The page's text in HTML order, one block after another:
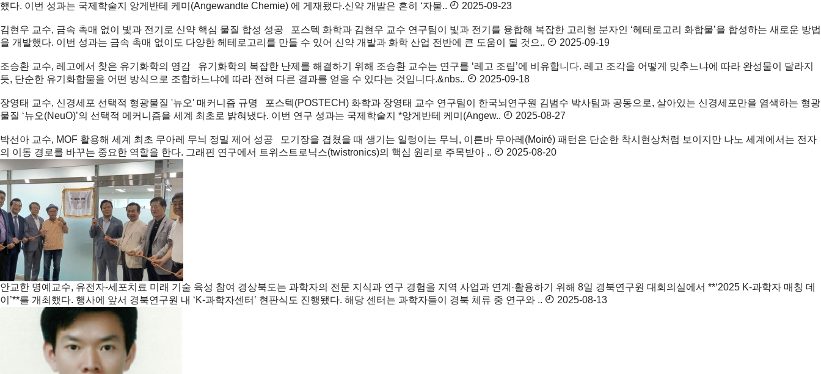
했다. 이번 성과는 국제학술지 앙게반테 케미(Angewandte Chemie) 에 게재됐다.신약 개발은 흔히 ‘자물..
2025-09-23
김현우 교수, 금속 촉매 없이 빛과 전기로 신약 핵심 물질 합성 성공
포스텍 화학과 김현우 교수 연구팀이 빛과 전기를 융합해 복잡한 고리형 분자인 ‘헤테로고리 화합물’을 합성하는 새로운 방법
을 개발했다. 이번 성과는 금속 촉매 없이도 다양한 헤테로고리를 만들 수 있어 신약 개발과 화학 산업 전반에 큰 도움이 될 것으..
2025-09-19
조승환 교수, 레고에서 찾은 유기화학의 영감
유기화학의 복잡한 난제를 해결하기 위해 조승환 교수는 연구를 ‘레고 조립’에 비유합니다. 레고 조각을 어떻게 맞추느냐에 따라 완성물이 달라지
듯, 단순한 유기화합물을 어떤 방식으로 조합하느냐에 따라 전혀 다른 결과를 얻을 수 있다는 것입니다.&nbs..
2025-09-18
장영태 교수, 신경세포 선택적 형광물질 '뉴오' 매커니즘 규명
포스텍(POSTECH) 화학과 장영태 교수 연구팀이 한국뇌연구원 김범수 박사팀과 공동으로, 살아있는 신경세포만을 염색하는 형광
물질 ‘뉴오(NeuO)’의 선택적 메커니즘을 세계 최초로 밝혀냈다. 이번 연구 성과는 국제학술지 *앙게반테 케미(Angew..
2025-08-27
박선아 교수, MOF 활용해 세계 최초 무아레 무늬 정밀 제어 성공
모기장을 겹쳤을 때 생기는 일렁이는 무늬, 이른바 무아레(Moiré) 패턴은 단순한 착시현상처럼 보이지만 나노 세계에서는 전자
의 이동 경로를 바꾸는 중요한 역할을 한다. 그래핀 연구에서 트위스트로닉스(twistronics)의 핵심 원리로 주목받아 ..
2025-08-20
안교한 명예교수, 유전자-세포치료 미래 기술 육성 참여 경상북도는 과학자의 전문 지식과 연구 경험을 지역 사업과 연계·활용하기 위해 8일 경북연구원 대회의실에서 **‘2025 K-과학자 매칭 데
이’**를 개최했다. 행사에 앞서 경북연구원 내 ‘K-과학자센터’ 현판식도 진행됐다. 해당 센터는 과학자들이 경북 체류 중 연구와 ..
2025-08-13